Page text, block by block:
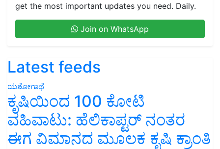
get the most important updates you need. Daily.
Join on WhatsApp
Latest feeds
ಯಶೋಗಾಥೆ
ಕೃಷಿಯಿಂದ 100 ಕೋಟಿ
ವಹಿವಾಟು: ಹೆಲಿಕಾಪ್ಟರ್ ನಂತರ
ಈಗ ವಿಮಾನದ ಮೂಲಕ ಕೃಷಿ ಕ್ರಾಂತಿ